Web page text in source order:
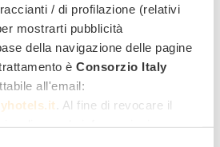
/ di profilazione (relativi
mostrarti pubblicità
della navigazione delle pagine
è Consorzio Italy
all'email:
. Al fine di revocare il